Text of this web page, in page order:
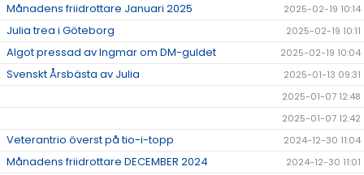
Månadens friidrottare Januari 2025 2025-02-19 10:14
Julia trea i Göteborg 2025-02-19 10:11
Algot pressad av Ingmar om DM-guldet 2025-02-19 10:04
Svenskt Årsbästa av Julia
2025-01-13 09:31
2025-01-07 12:48
2025-01-07 12:42
Veterantrio överst på tio-i-topp 2024-12-30 11:04
Månadens friidrottare DECEMBER 2024 2024-12-30 11:01